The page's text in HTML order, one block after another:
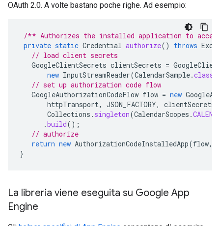
OAuth 2.0. A volte bastano poche righe. Ad esempio:
/** Authorizes the installed application to
private static Credential authorize() throws
// load client secrets
GoogleClientSecrets clientSecrets =
new InputStreamReader(CalendarSample.class
// set up authorization code flow
GoogleAuthorizationCodeFlow flow = new
httpTransport, JSON_FACTORY, clientSecrets
Collections . singleton(CalendarScopes .
.build();
// authorize
return new AuthorizationCodeInstalledApp(flow,
}
La libreria viene eseguita su Google App
Engine